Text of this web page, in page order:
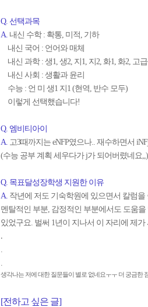
Q. 선택과목
A. 내신 수학 : 확통, 미적, 기하
내신 국어 : 언어와 매체
내신 과학 : 생1, 생2, 지1, 지2, 화1, 화2, 고
내신 사회 : 생활과 윤리
수능 : 언 미 생1 지1 (현역, 반수 모두)
이렇게 선택했습니다!
Q. 엠비티아이
A. 고3때까지는 eNFP였으나.. 재수하면서
(수능 공부 계획 세우다가 j가 되어버렸네요,,)
Q. 목표달성장학생 지원한 이유
A. 작년에 저도 기숙학원에 있으면서 칼럼
멘탈적인 부분, 감정적인 부분에서도 도움
있었구요. 벌써 1년이 지나서 이 자리에 제
.
.
.
생각나는 저에 대한 질문들이 별로 없네요ㅜㅜ 더 궁금한
[전하고 싶은 글]